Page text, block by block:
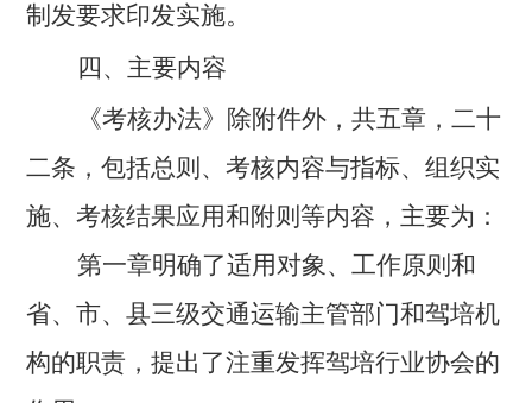
制发要求印发实施。
四、主要内容
《考核办法》除附件外，共五章，二十
二条，包括总则、考核内容与指标、组织实
施、考核结果应用和附则等内容，主要为：
第一章明确了适用对象、工作原则和
省、市、县三级交通运输主管部门和驾培机
构的职责，提出了注重发挥驾培行业协会的